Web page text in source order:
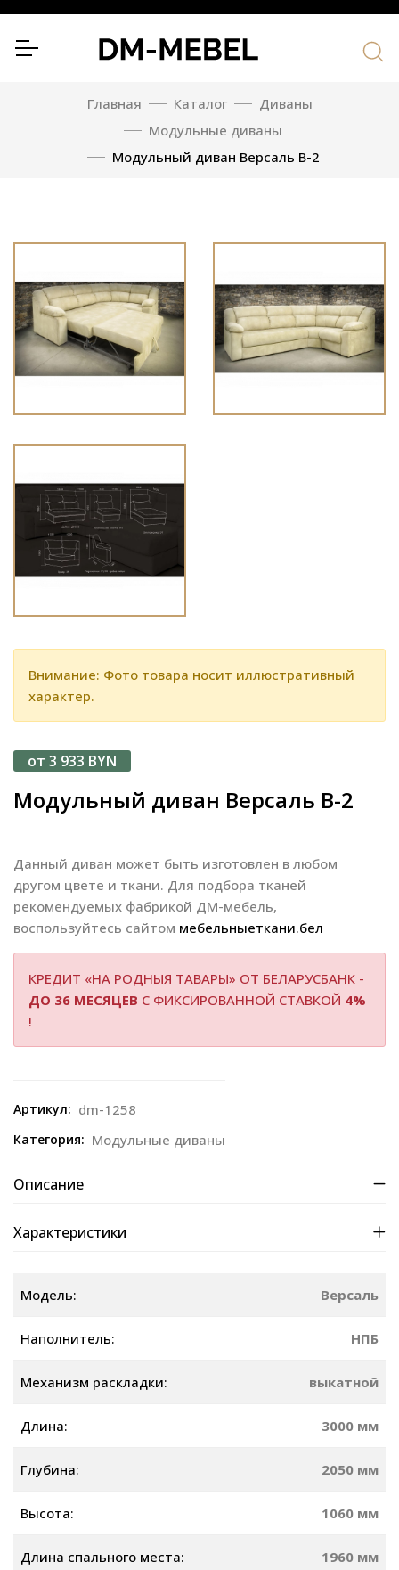
Главная Каталог
Диваны
Модульные диваны
Модульный диван Версаль В-2
Внимание: Фото товара носит иллюстративный
характер.
от 3 933 BYN
Модульный диван Версаль В-2
Данный диван может быть изготовлен в любом
другом цвете и ткани. Для подбора тканей
рекомендуемых фабрикой ДМ-мебель,
воспользуйтесь сайтом мебельныеткани.бел
КРЕДИТ «НА РОДНЫЯ ТАВАРЫ» ОТ БЕЛАРУСБАНК -
ДО 36 МЕСЯЦЕВ С ФИКСИРОВАННОЙ СТАВКОЙ 4%
!
Артикул: dm-1258
Категория: Модульные диваны
Описание
Характеристики
Модель: Версаль
Наполнитель: НПБ
Механизм раскладки: выкатной
Длина: 3000 мм
Глубина: 2050 мм
Высота: 1060 мм
Длина спального места: 1960 мм